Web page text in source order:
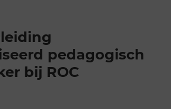
pedagogisch
bij ROC